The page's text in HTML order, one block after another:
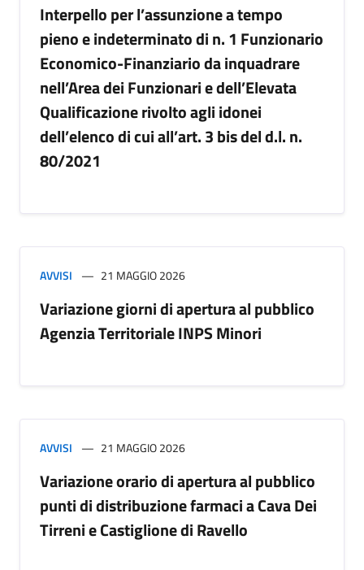
Interpello per l’assunzione a tempo
pieno e indeterminato di n. 1 Funzionario
Economico-Finanziario da inquadrare
nell’Area dei Funzionari e dell’Elevata
Qualificazione rivolto agli idonei
dell’elenco di cui all’art. 3 bis del d.l. n.
80/2021
AVVISI 21 MAGGIO 2026
Variazione giorni di apertura al pubblico
Agenzia Territoriale INPS Minori
AVVISI 21 MAGGIO 2026
Variazione orario di apertura al pubblico
punti di distribuzione farmaci a Cava Dei
Tirreni e Castiglione di Ravello